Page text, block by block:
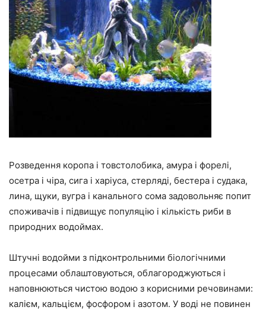
Розведення коропа і товстолобика, амура і форелі,
осетра і чіра, сига і харіуса, стерляді, бестера і судака,
лина, щуки, вугра і канального сома задовольняє попит
споживачів і підвищує популяцію і кількість риби в
природних водоймах.
Штучні водойми з підконтрольними біологічними
процесами облаштовуються, облагороджуються і
наповнюються чистою водою з корисними речовинами:
калієм, кальцієм, фосфором і азотом. У воді не повинен